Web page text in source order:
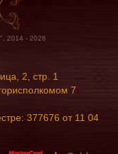
2014 - 2026
2, стр. 1
7
377676 от 11 04